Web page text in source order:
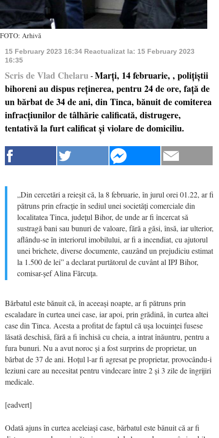
FOTO: Arhivă
15 February 2023 16:34 Reactualizat la: 15 February 2023
16:35
Scris de Vlad Chelaru - Marți, 14 februarie, , polițiștii
bihoreni au dispus reținerea, pentru 24 de ore, față de
un bărbat de 34 de ani, din Tinca, bănuit de comiterea
infracțiunilor de tâlhărie calificată, distrugere,
tentativă la furt calificat și violare de domiciliu.
„Din cercetări a reieșit că, la 8 februarie, în jurul orei 01.22, ar fi
pătruns prin efracție în sediul unei societăți comerciale din
localitatea Tinca, județul Bihor, de unde ar fi încercat să
sustragă bani sau bunuri de valoare, fără a găsi, însă, iar ulterior,
aflându-se în interiorul imobilului, ar fi a incendiat, cu ajutorul
unei brichete, diverse documente, cauzând un prejudiciu estimat
la 1.500 de lei” a declarat purtătorul de cuvânt al IPJ Bihor,
comisar-șef Alina Fărcuța.
Bărbatul este bănuit că, în aceeași noapte, ar fi pătruns prin
escaladare în curtea unei case, iar apoi, prin grădină, în curtea altei
case din Tinca. Acesta a profitat de faptul că ușa locuinței fusese
lăsată deschisă, fără a fi închisă cu cheia, a intrat înăuntru, pentru a
fura bunuri. Nu a avut noroc și a fost surprins de proprietar, un
bărbat de 37 de ani. Hoțul l-ar fi agresat pe proprietar, provocându-i
leziuni care au necesitat pentru vindecare între 2 și 3 zile de îngrijiri
medicale.
[eadvert]
Odată ajuns în curtea aceleiași case, bărbatul este bănuit că ar fi